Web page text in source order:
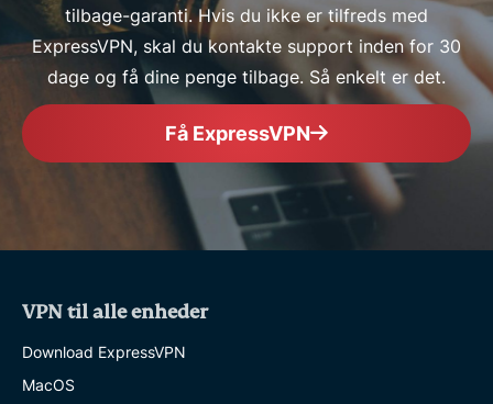
tilbage-garanti. Hvis du ikke er tilfreds med
ExpressVPN, skal du kontakte support inden for 30
dage og få dine penge tilbage. Så enkelt er det.
Få ExpressVPN
VPN til alle enheder
Download ExpressVPN
MacOS